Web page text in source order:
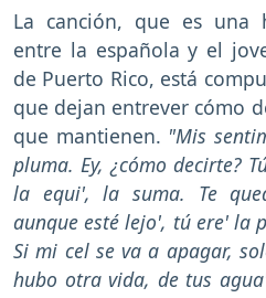
La canción, que es una
entre la española y el
de Puerto Rico, está
que dejan entrever cómo
que mantienen. "Mis
pluma. Ey, ¿cómo decirte?
la equi', la suma. Te
aunque esté lejo', tú ere' la
Si mi cel se va a apagar,
hubo otra vida, de tus